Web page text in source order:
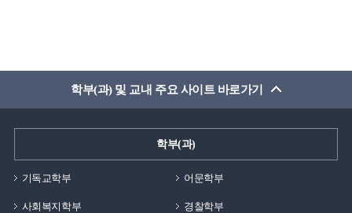
학부(과) 및 교내 주요 사이트 바로가기
학부(과)
기독교학부 어문학부
사회복지학부 경찰학부